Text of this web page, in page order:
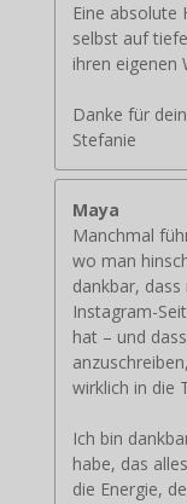
Eine absolute
selbst auf
ihren eigenen
Danke für
Stefanie
Maya
Manchmal
wo man
dankbar,
Instagram-
hat – und
wirklich in die
Ich bin
habe, das
die Energie,